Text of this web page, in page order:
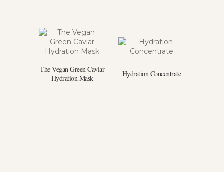
The Vegan Green Caviar
Hydration Mask
Hydration Concentrate